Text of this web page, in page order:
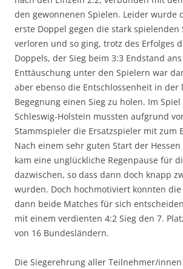
den gewonnenen Spielen. Leider wurde
erste Doppel gegen die stark spielenden
verloren und so ging, trotz des Erfolges
Doppels, der Sieg beim 3:3 Endstand
Enttäuschung unter den Spielern war
aber ebenso die Entschlossenheit in der
Begegnung einen Sieg zu holen. Im
Schleswig-Holstein mussten aufgrund
Stammspieler die Ersatzspieler mit zum
Nach einem sehr guten Start der
kam eine unglückliche Regenpause für
dazwischen, so dass dann doch knapp
wurden. Doch hochmotiviert konnten die
dann beide Matches für sich
mit einem verdienten 4:2 Sieg den 7.
von 16 Bundesländern.
Die Siegerehrung aller Teilnehmer/